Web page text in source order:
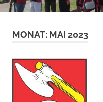
MONAT: MAI 2023